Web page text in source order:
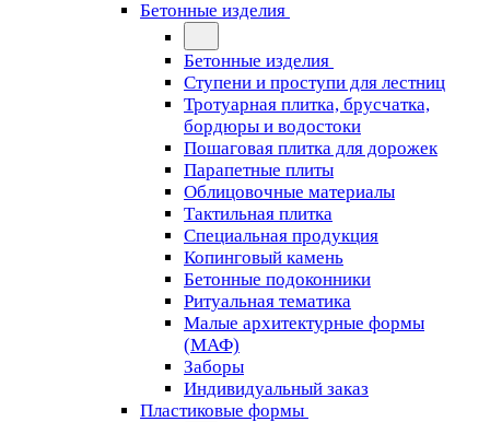
Бетонные изделия
Бетонные изделия
Ступени и проступи для лестниц
Тротуарная плитка, брусчатка,
бордюры и водостоки
Пошаговая плитка для дорожек
Парапетные плиты
Облицовочные материалы
Тактильная плитка
Специальная продукция
Копинговый камень
Бетонные подоконники
Ритуальная тематика
Малые архитектурные формы
(МАФ)
Заборы
Индивидуальный заказ
Пластиковые формы